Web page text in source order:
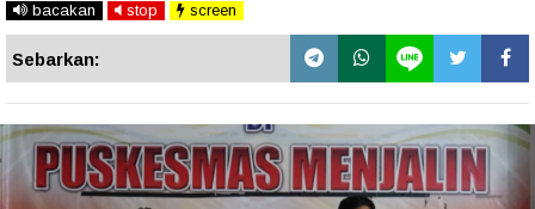
bacakan stop screen
Sebarkan: